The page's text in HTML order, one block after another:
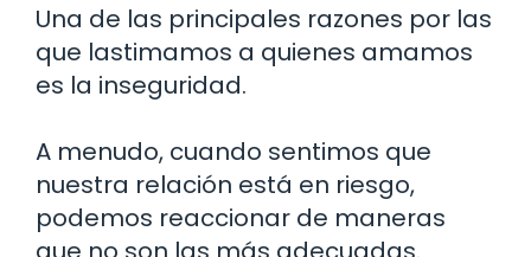
Una de las principales razones por las
que lastimamos a quienes amamos
es la inseguridad.
A menudo, cuando sentimos que
nuestra relación está en riesgo,
podemos reaccionar de maneras